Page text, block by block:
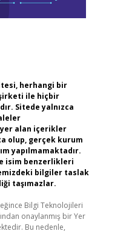
herhangi bir
ile hiçbir
Sitede yalnızca
yer alan içerikler
olup, gerçek kurum
yapılmamaktadır.
isim benzerlikleri
bilgiler taslak
taşımazlar.
Bilgi Teknolojileri
onaylanmış bir Yer
Bu nedenle,